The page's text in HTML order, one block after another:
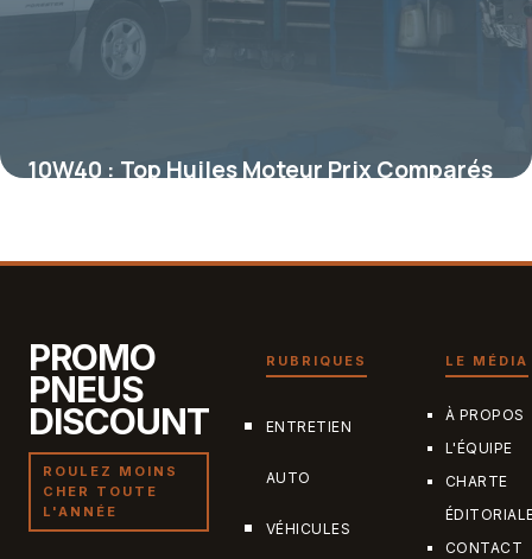
10W40 : Top Huiles Moteur Prix Comparés
PROMO
PNEUS
DISCOUNT
ROULEZ MOINS
CHER TOUTE
L'ANNÉE
RUBRIQUES
ENTRETIEN
AUTO
VÉHICULES
LE MÉDIA
À PROPOS
L'ÉQUIPE
CHARTE
CONTACT